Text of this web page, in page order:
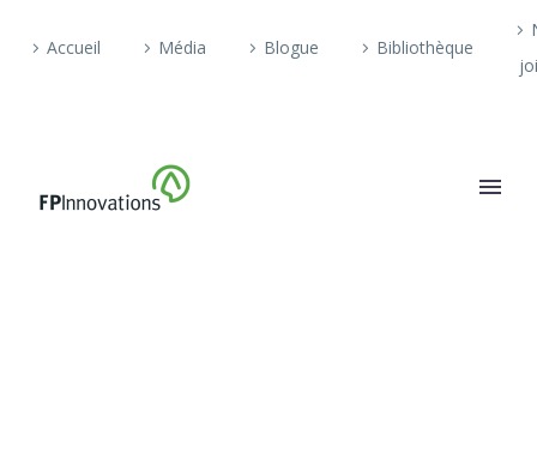
Accueil Média Blogue Bibliothèque